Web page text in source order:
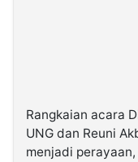
Rangkaian acara
UNG dan Reuni
menjadi